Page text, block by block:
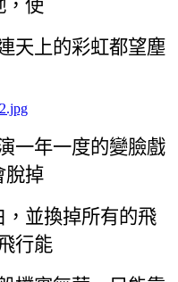
，使
天上的彩虹都望塵
一年一度的變臉戲
脫掉
並換掉所有的飛
行能